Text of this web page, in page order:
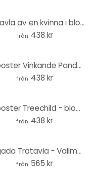
Trätavla av en kvinna i blommig klänning med koi - Hülya
från 438 kr
Träposter Vinkande Panda - Korenkova
från 438 kr
Träposter Treechild - blommiga Frida
från 438 kr
Delgado Trätavla - Vallmoblomma romantik - Rund
från 565 kr